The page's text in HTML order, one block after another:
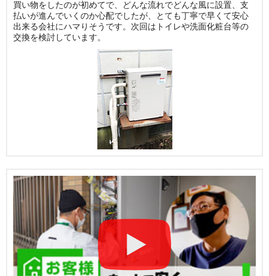
買い物をしたのが初めてで、どんな流れでどんな風に設置、支
払いが進んでいくのか心配でしたが、とても丁寧で早くて安心
出来る会社にハマりそうです。次回はトイレや洗面化粧台等の
交換を検討しています。